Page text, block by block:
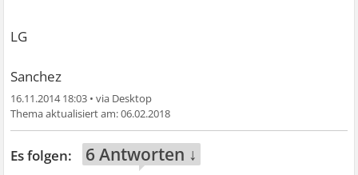
LG
Sanchez
16.11.2014 18:03 •
06.02.2018
6 Antworten ↓